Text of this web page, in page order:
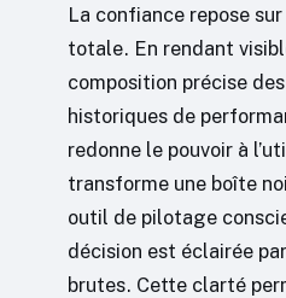
La confiance repose
totale. En rendant
composition précise
historiques de
redonne le pouvoir à
transforme une boîte
outil de pilotage
décision est éclairée
brutes. Cette clarté